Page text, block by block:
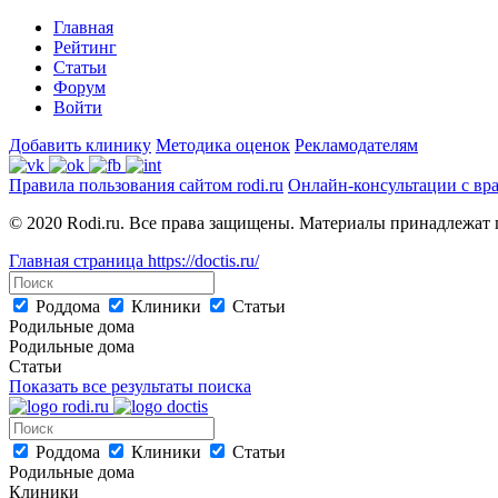
Главная
Рейтинг
Статьи
Форум
Войти
Добавить клинику Методика оценок Рекламодателям
Правила пользования сайтом rodi.ru Онлайн-консультации с
© 2020 Rodi.ru. Все права защищены. Материалы принадлежат
Главная страница https://doctis.ru/
Роддома Клиники
Статьи
Родильные дома
Родильные дома
Статьи
Показать все результаты поиска
Роддома Клиники
Статьи
Родильные дома
Клиники